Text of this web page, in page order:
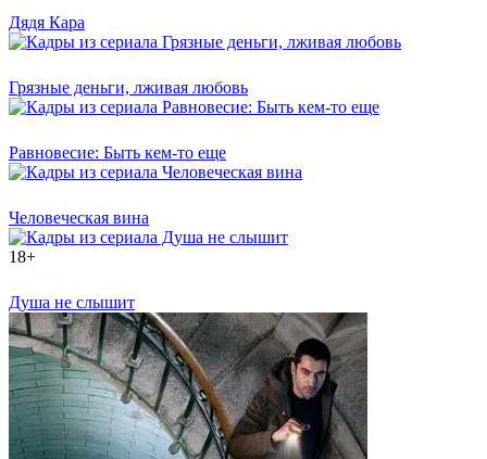
Дядя Кара
Грязные деньги, лживая любовь
Равновесие: Быть кем-то еще
Человеческая вина
18+
Душа не слышит